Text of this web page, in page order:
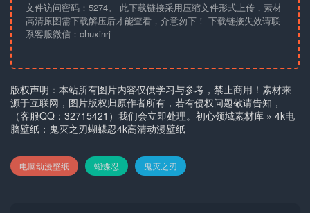
文件访问密码：5274。 此下载链接采用压缩文件形式上传，素材
高清原图需下载解压后才能查看，介意勿下！ 下载链接失效请联
系客服微信：chuxinrj
版权声明：本站所有图片内容仅供学习与参考，禁止商用！素材来
源于互联网，图片版权归原作者所有，若有侵权问题敬请告知，
（客服QQ：32715421）我们会立即处理。 初心领域素材库 » 4k电
脑壁纸：鬼灭之刃蝴蝶忍4k高清动漫壁纸
电脑动漫壁纸 蝴蝶忍 鬼灭之刃